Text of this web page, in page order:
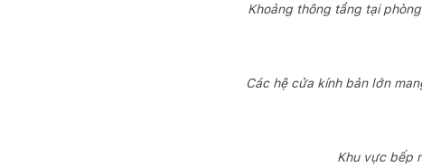
Khoảng thông tầng tại
Các hệ cửa kính bản lớn
Khu vực bếp